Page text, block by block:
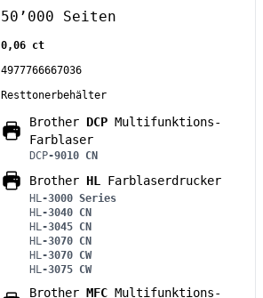
50’000 Seiten
0,06 ct
4977766667036
Resttonerbehälter
Brother DCP Multifunktions-
Farblaser
DCP-9010 CN
Brother HL Farblaserdrucker
HL-3000 Series
HL-3040 CN
HL-3045 CN
HL-3070 CN
HL-3070 CW
HL-3075 CW
Brother MFC Multifunktions-